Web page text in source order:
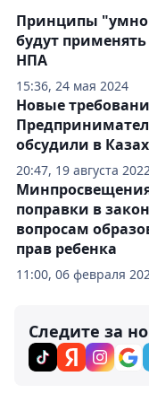
15:36, 24 мая 2024
Принципы
будут
НПА
20:47, 19 августа
Новые
обсудили в
11:00, 06 февраля
поправки в
вопросам
прав ребенка
Следите за